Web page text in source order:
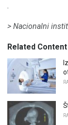
.
> Nacionalni
Related Content